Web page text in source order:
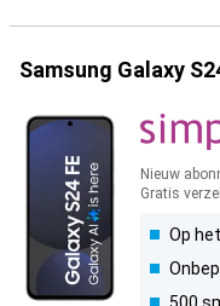
Samsung Galaxy
Nieuw
Gratis
Op